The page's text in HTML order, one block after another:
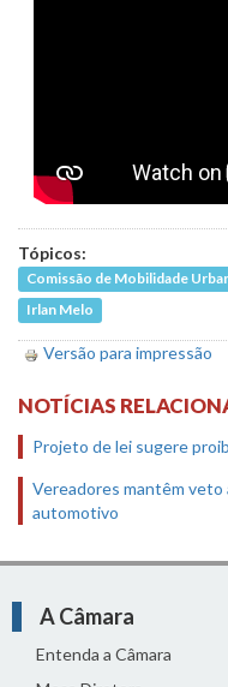
Tópicos:
Comissão de Mobilidade
Irlan Melo
Versão para impressão
NOTÍCIAS
Projeto de lei sugere
Vereadores mantêm veto
automotivo
A Câmara
Entenda a Câmara